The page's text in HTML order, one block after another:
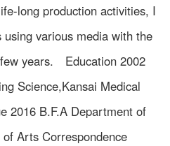
long production activities, I
various media with the
years. Education 2002
Science,Kansai Medical
2016 B.F.A Department of
Arts Correspondence